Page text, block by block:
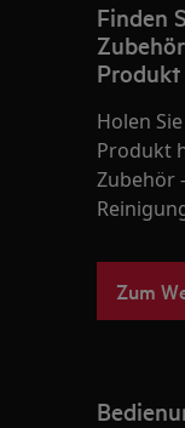
Finden
Produkt
Holen
Produkt
Zubehör
Zum